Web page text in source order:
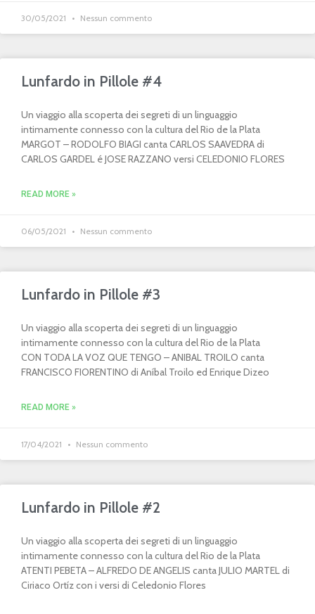
30/05/2021 Nessun commento
Lunfardo in Pillole #4
Un viaggio alla scoperta dei segreti di un linguaggio
intimamente connesso con la cultura del Rio de la Plata
MARGOT – RODOLFO BIAGI canta CARLOS SAAVEDRA di
CARLOS GARDEL é JOSE RAZZANO versi CELEDONIO FLORES
READ MORE »
06/05/2021 Nessun commento
Lunfardo in Pillole #3
Un viaggio alla scoperta dei segreti di un linguaggio
intimamente connesso con la cultura del Rio de la Plata
CON TODA LA VOZ QUE TENGO – ANIBAL TROILO canta
FRANCISCO FIORENTINO di Aníbal Troilo ed Enrique Dizeo
READ MORE »
17/04/2021 Nessun commento
Lunfardo in Pillole #2
Un viaggio alla scoperta dei segreti di un linguaggio
intimamente connesso con la cultura del Rio de la Plata
ATENTI PEBETA – ALFREDO DE ANGELIS canta JULIO MARTEL di
Ciriaco Ortíz con i versi di Celedonio Flores